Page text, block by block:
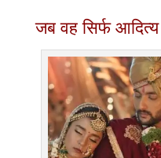
जब वह सिर्फ